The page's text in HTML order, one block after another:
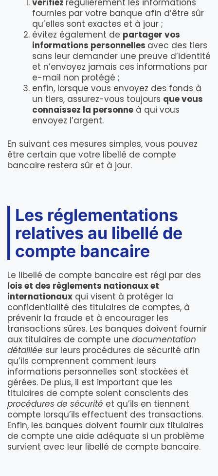
vérifiez régulièrement les informations
fournies par votre banque afin d’être sûr
qu’elles sont exactes et à jour ;
évitez également de partager vos
informations personnelles avec des tiers
sans leur demander une preuve d’identité
et n’envoyez jamais ces informations par
e-mail non protégé ;
enfin, lorsque vous envoyez des fonds à
un tiers, assurez-vous toujours que vous
connaissez la personne à qui vous
envoyez l’argent.
En suivant ces mesures simples, vous pouvez
être certain que votre libellé de compte
bancaire restera sûr et à jour.
Les réglementations
relatives au libellé de
compte bancaire
Le libellé de compte bancaire est régi par des
lois et des règlements nationaux et
internationaux qui visent à protéger la
confidentialité des titulaires de comptes, à
prévenir la fraude et à encourager les
transactions sûres. Les banques doivent fournir
aux titulaires de compte une documentation
détaillée sur leurs procédures de sécurité afin
qu’ils comprennent comment leurs
informations personnelles sont stockées et
gérées. De plus, il est important que les
titulaires de compte soient conscients des
procédures de sécurité et qu’ils en tiennent
compte lorsqu’ils effectuent des transactions.
Enfin, les banques doivent fournir aux titulaires
de compte une aide adéquate si un problème
survient avec leur libellé de compte bancaire.